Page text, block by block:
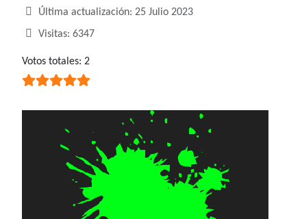
Última actualización: 25 Julio 2023
Visitas: 6347
Ratio:5/5
Votos totales: 2